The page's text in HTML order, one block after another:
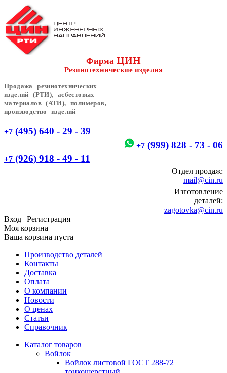
Фирма ЦИН
Резинотехнические изделия
Продажа резинотехнических
изделий (РТИ), асбестовых
материалов (АТИ), полимеров,
производство изделий
+7 (495) 640 - 29 - 39
+7 (999) 828 - 73 - 06
+7 (926) 918 - 49 - 11
Отдел продаж:
mail@cin.ru
Изготовление
деталей:
zagotovka@cin.ru
Вход | Регистрация
Моя корзина
Ваша корзина пуста
Производство деталей
Контакты
Доставка
Оплата
О компании
Новости
О ценах
Статьи
Справочник
Каталог товаров
Войлок
Войлок листовой ГОСТ 288-72